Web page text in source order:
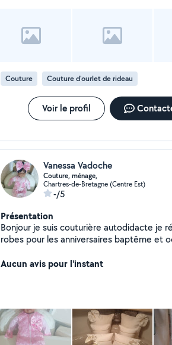
Couture Couture d'ourlet de rideau
Voir le profil
Vanessa Vadoche
Couture, ménage,
Chartres-de-Bretagne (Centre Est)
-/5
Présentation
Bonjour je suis couturière autodidacte je
robes pour les anniversaires baptême et
les fermetures éclair je peu vous
Aucun avis pour l'instant